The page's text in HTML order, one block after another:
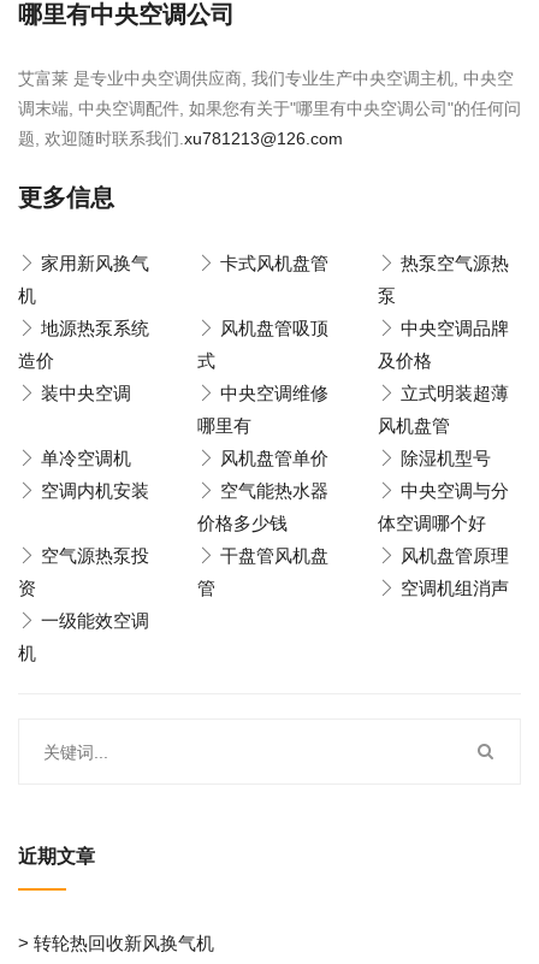
哪里有中央空调公司
艾富莱 是专业中央空调供应商, 我们专业生产中央空调主机, 中央空
调末端, 中央空调配件, 如果您有关于"哪里有中央空调公司"的任何问
题, 欢迎随时联系我们. xu781213@126.com
更多信息
家用新风换气
机
卡式风机盘管
热泵空气源热
泵
地源热泵系统
造价
风机盘管吸顶
式
中央空调品牌
及价格
装中央空调
中央空调维修
哪里有
立式明装超薄
风机盘管
单冷空调机
风机盘管单价
除湿机型号
空调内机安装
空气能热水器
价格多少钱
中央空调与分
体空调哪个好
空气源热泵投
资
干盘管风机盘
管
风机盘管原理
空调机组消声
一级能效空调
机
近期文章
> 转轮热回收新风换气机